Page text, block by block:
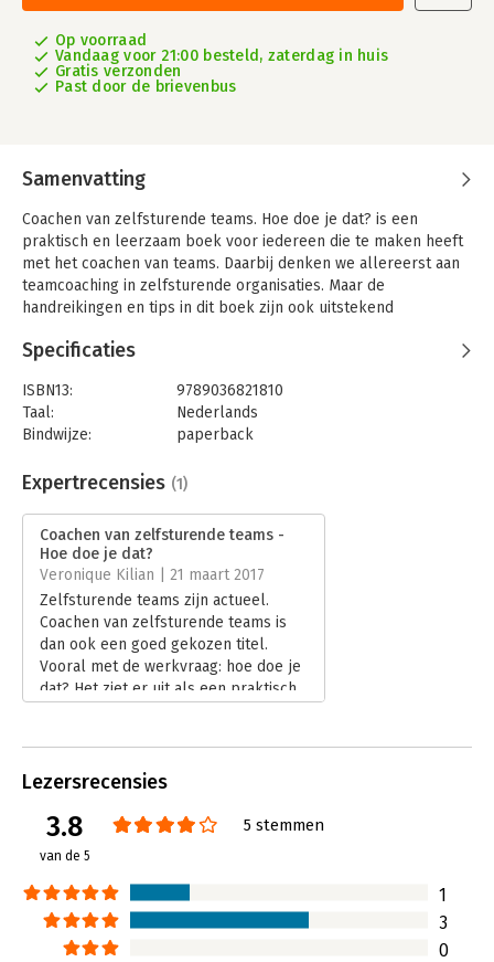
Op voorraad
Vandaag voor 21:00 besteld, zaterdag in huis
Gratis verzonden
Past door de brievenbus
Samenvatting
Coachen van zelfsturende teams. Hoe doe je dat? is een
praktisch en leerzaam boek voor iedereen die te maken heeft
met het coachen van teams. Daarbij denken we allereerst aan
teamcoaching in zelfsturende organisaties. Maar de
handreikingen en tips in dit boek zijn ook uitstekend
teams willen coachen.
praktijk, dat eerder door dezelfde auteurs is geschreven.
Beide boeken kunnen prima los van elkaar gelezen worden,
maar vormen samen een bron van inspiratie om zelfsturing tot
Specificaties
ISBN13:
9789036821810
Taal:
Nederlands
Bindwijze:
paperback
Uitgever:
Springer Media B.V.
Verschijningsdatum:
Hoofdrubriek: Paramedisch
Expertrecensies (1)
Coachen van zelfsturende teams -
Hoe doe je dat?
Veronique Kilian | 21 maart 2017
Zelfsturende teams zijn actueel.
Coachen van zelfsturende teams is
dan ook een goed gekozen titel.
Vooral met de werkvraag: hoe doe je
dat? Het ziet er uit als een praktisch
‘beleidsmatig’ en er wordt
informatiedichtheid.
Lezersrecensies
3.8
van de 5
5 stemmen
1
3
0